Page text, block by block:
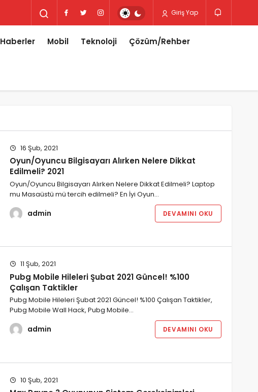
Giriş Yap
Haberler Mobil Teknoloji Çözüm/Rehber
16 Şub, 2021
Oyun/Oyuncu Bilgisayarı Alırken Nelere Dikkat
Edilmeli? 2021
Oyun/Oyuncu Bilgisayarı Alırken Nelere Dikkat Edilmeli? Laptop
mu Masaüstü mü tercih edilmeli? En İyi Oyun…
admin DEVAMINI OKU
11 Şub, 2021
Pubg Mobile Hileleri Şubat 2021 Güncel! %100
Çalışan Taktikler
Pubg Mobile Hileleri Şubat 2021 Güncel! %100 Çalışan Taktikler,
Pubg Mobile Wall Hack, Pubg Mobile…
admin DEVAMINI OKU
10 Şub, 2021